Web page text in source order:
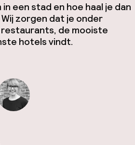
een stad en hoe haal je dan
zorgen dat je onder
de mooiste
hotels vindt.